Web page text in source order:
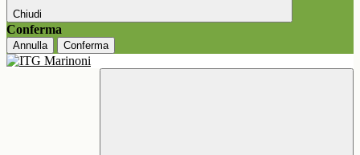
Chiudi
Conferma
Annulla Conferma